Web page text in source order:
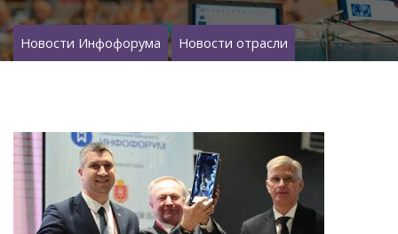
Новости Инфофорума Новости отрасли